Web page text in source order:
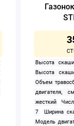
Высота
Высота
Объем
двигателя,
жесткий
7
Ширина
Модель